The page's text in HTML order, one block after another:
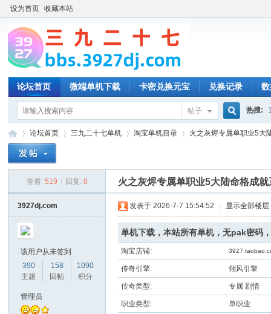
设为首页 收藏本站
论坛首页 微端单机下载 卡密兑换元宝 兑换记录
帖子
搜
索
热搜:
论坛首页
›
三九二十七单机
›
淘宝单机目录
›
火之灰烬专属单职业5大
查看: 519 回复: 0 火之灰烬专属单职业5大陆命格成
3927dj.com
该用户从未签到
390
主题
158
回帖
1090
积分
管理员
发表于 2026-7-7 15:54:52 显示全部楼层
单机下载，本站所有单机，无pak密码
淘宝店铺:
传奇引擎: 翎风引擎
传奇类型: 专属 剧情
职业类型: 单职业